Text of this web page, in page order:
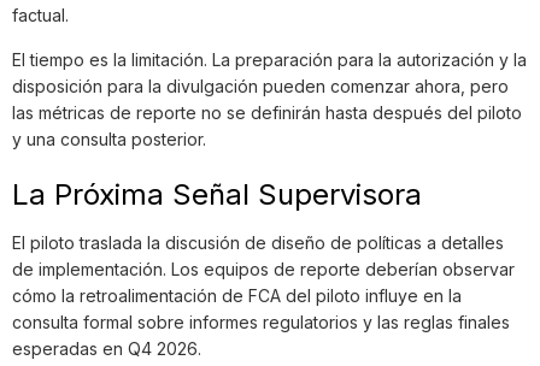
factual.
El tiempo es la limitación. La preparación para la autorización y la
disposición para la divulgación pueden comenzar ahora, pero
las métricas de reporte no se definirán hasta después del piloto
y una consulta posterior.
La Próxima Señal Supervisora
El piloto traslada la discusión de diseño de políticas a detalles
de implementación. Los equipos de reporte deberían observar
cómo la retroalimentación de FCA del piloto influye en la
consulta formal sobre informes regulatorios y las reglas finales
esperadas en Q4 2026.